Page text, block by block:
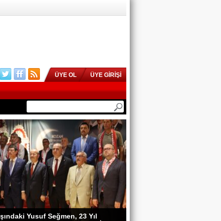
ÜYE OL ÜYE GİRİŞİ
Yusuf Seğmen, 23 Yıl